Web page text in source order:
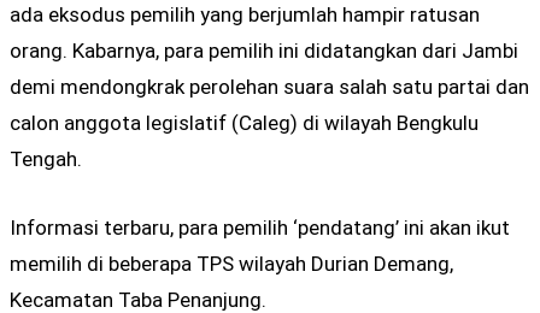
ada eksodus pemilih yang berjumlah hampir ratusan
orang. Kabarnya, para pemilih ini didatangkan dari Jambi
demi mendongkrak perolehan suara salah satu partai dan
calon anggota legislatif (Caleg) di wilayah Bengkulu
Tengah.
Informasi terbaru, para pemilih ‘pendatang’ ini akan ikut
memilih di beberapa TPS wilayah Durian Demang,
Kecamatan Taba Penanjung.